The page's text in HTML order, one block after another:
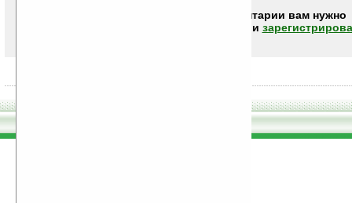
Чтобы писать комментарии вам нужно
или